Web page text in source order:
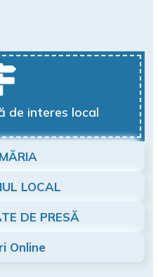
de interes local
LOCAL
DE PRESĂ
Online